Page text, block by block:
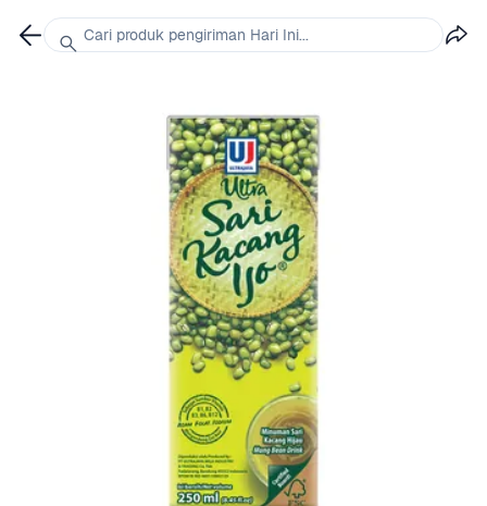
Cari produk pengiriman Hari Ini...